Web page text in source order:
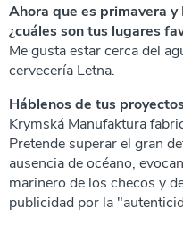
Ahora que es primavera
¿cuáles son tus lugares
Me gusta estar cerca del
cervecería Letna.
Háblenos de tus
Krymská Manufaktura
Pretende superar el gran
ausencia de océano,
marinero de los checos y
publicidad por la